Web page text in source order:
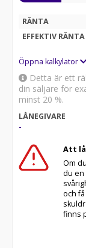
RÄNTA
EFFEKTIV RÄNTA
Öppna kalkylator
Detta är ett
din säljare för
minst 20 %.
LÅNEGIVARE
-
Att
Om
du en
och
finns